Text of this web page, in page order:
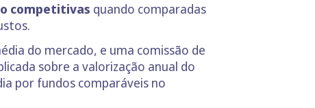
competitivas quando comparadas
do mercado, e uma comissão de
sobre a valorização anual do
por fundos comparáveis no